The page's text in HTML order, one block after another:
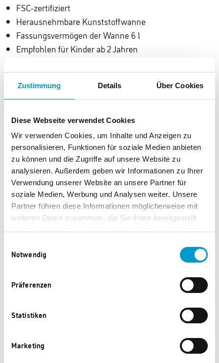
Zustimmung Details Über Cookies
Diese Webseite verwendet Cookies
Wir verwenden Cookies, um Inhalte und Anzeigen zu
personalisieren, Funktionen für soziale Medien anbieten
zu können und die Zugriffe auf unsere Website zu
analysieren. Außerdem geben wir Informationen zu Ihrer
Verwendung unserer Website an unsere Partner für
soziale Medien, Werbung und Analysen weiter. Unsere
Partner führen diese Informationen möglicherweise mit
weiteren Daten zusammen, die Sie ihnen bereitgestellt
Notwendig
Präferenzen
Statistiken
Marketing
FSC-zertifiziert
Herausnehmbare Kunststoffwanne
Fassungsvermögen der Wanne 6 l
Empfohlen für Kinder ab 2 Jahren
Maße: 88 x 68 x 50 cm
Gewicht: 7 Kg
Diese Produkte könnten Ihnen auch
gefallen.
Pinolino Kaufladen
Pinolino 2-in-1 Kinder- und
Bollerwagen Cubi
24.870 Punkte